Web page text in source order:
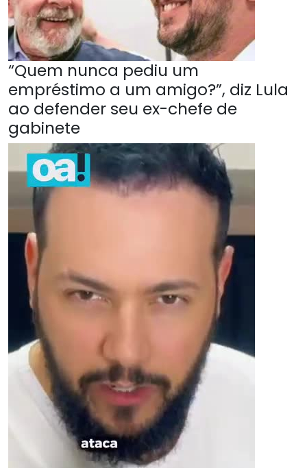
“Quem nunca pediu um
empréstimo a um amigo?”, diz Lula
ao defender seu ex-chefe de
gabinete